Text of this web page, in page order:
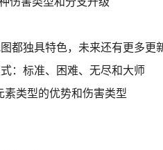
都独具特色，未来还有更多更
：标准、困难、无尽和大师
素类型的优势和伤害类型